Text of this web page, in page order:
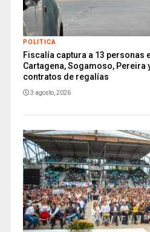
POLITICA
Fiscalía captura a 13 personas
Cartagena, Sogamoso, Pereira
contratos de regalías
3 agosto, 2026